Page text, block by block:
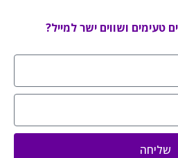
טעימים ושווים ישר למייל?
שליחה